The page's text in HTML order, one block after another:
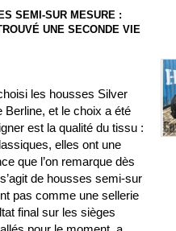
SEMI-SUR MESURE :
UNE SECONDE VIE
les housses Silver
Berline, et le choix a été
est la qualité du tissu :
elles ont une
que l’on remarque dès
de housses semi-sur
pas comme une sellerie
final sur les sièges